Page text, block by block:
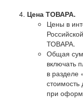
Цена ТОВАРА.
Цены в
ТОВАРА.
Общая
включать
в разделе
стоимость
при